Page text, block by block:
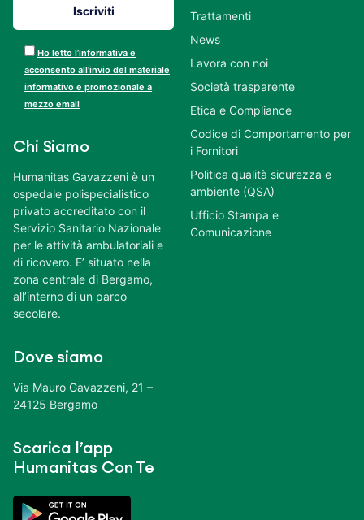
Ho letto l’informativa e
acconsento all’invio del materiale
informativo e promozionale a
mezzo email
Chi Siamo
Humanitas Gavazzeni è un
ospedale polispecialistico
privato accreditato con il
Servizio Sanitario Nazionale
per le attività ambulatoriali e
di ricovero. E’ situato nella
zona centrale di Bergamo,
all’interno di un parco
secolare.
Dove siamo
Via Mauro Gavazzeni, 21 –
24125 Bergamo
Scarica l’app
Humanitas Con Te
Trattamenti
News
Lavora con noi
Società trasparente
Etica e Compliance
Codice di Comportamento per
i Fornitori
Politica qualità sicurezza e
ambiente (QSA)
Ufficio Stampa e
Comunicazione